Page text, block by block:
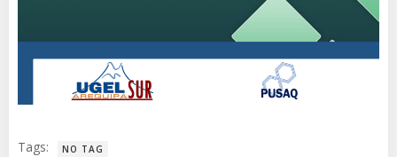
Tags: NO TAG